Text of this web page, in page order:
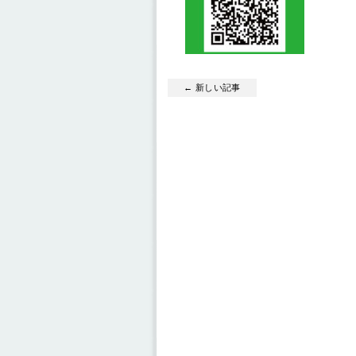
← 新しい記事